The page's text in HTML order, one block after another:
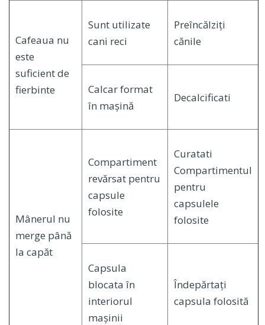
Cafeaua nu
este
suficient de
fierbinte
Sunt utilizate
cani reci
Preîncălziți
cănile
Calcar format
în mașină
Decalcificati
Mânerul nu
merge până
la capăt
Compartiment
revărsat pentru
capsule
folosite
Curatati
Compartimentul
pentru
capsulele
folosite
Capsula
blocata în
interiorul
mașinii
Îndepărtați
capsula folosită